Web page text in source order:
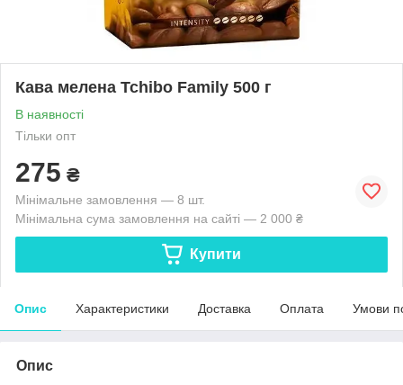
Кава мелена Tchibo Family 500 г
В наявності
Тільки опт
275 ₴
Мінімальне замовлення — 8 шт.
Мінімальна сума замовлення на сайті — 2 000 ₴
Купити
Опис Характеристики Доставка Оплата Умови
Опис